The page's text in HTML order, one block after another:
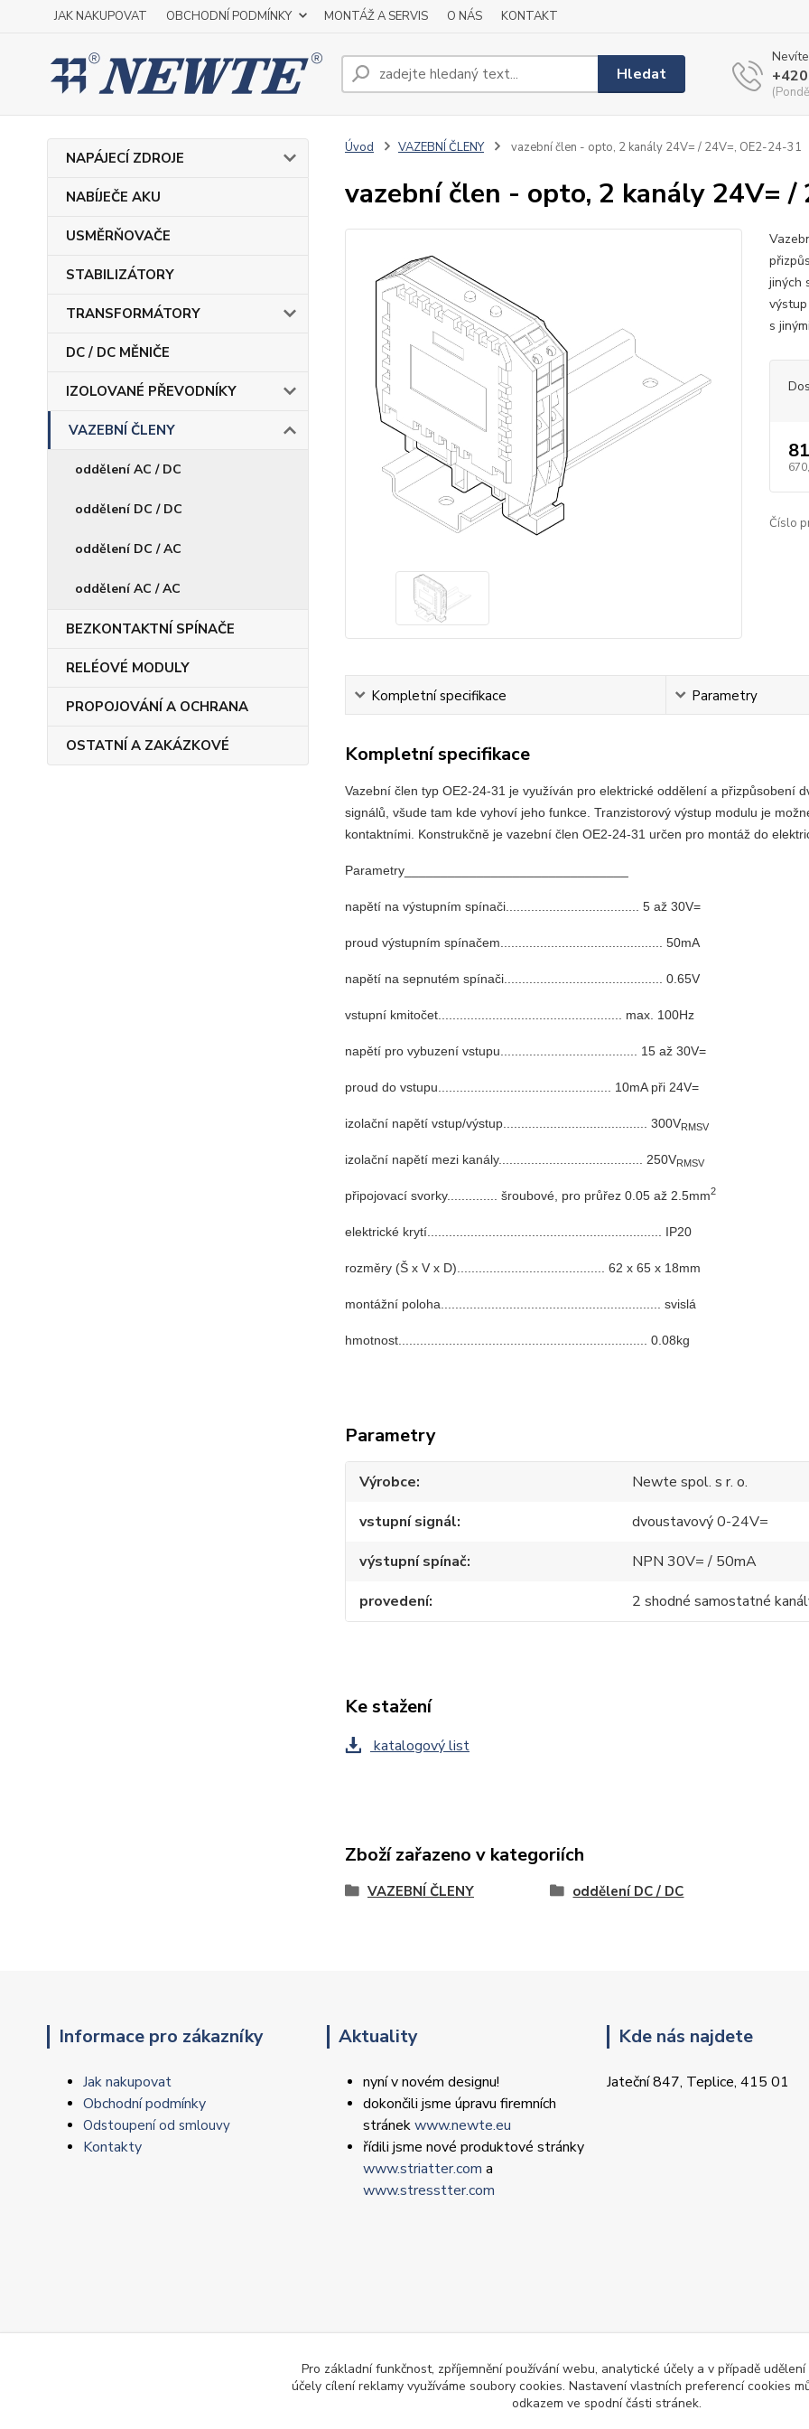
JAK NAKUPOVAT OBCHODNÍ PODMÍNKY MONTÁŽ A SERVIS O NÁS KONTAKT
Hledat
NAPÁJECÍ ZDROJE
NABÍJEČE AKU
USMĚRŇOVAČE
STABILIZÁTORY
TRANSFORMÁTORY
DC / DC MĚNIČE
IZOLOVANÉ PŘEVODNÍKY
VAZEBNÍ ČLENY
oddělení AC / DC
oddělení DC / DC
oddělení DC / AC
oddělení AC / AC
BEZKONTAKTNÍ SPÍNAČE
RELÉOVÉ MODULY
PROPOJOVÁNÍ A OCHRANA
OSTATNÍ A ZAKÁZKOVÉ
Úvod VAZEBNÍ ČLENY vazební člen - opto, 2 kanály 24V= / 24V=, OE2-24-31
vazební člen - opto, 2 kanály 24V=
jiných
s
Číslo
Kompletní specifikace Parametry
Kompletní specifikace
Vazební člen typ OE2-24-31 je využíván pro elektrické oddělení a přizpůsobení
signálů, všude tam kde vyhoví jeho funkce. Tranzistorový výstup modulu je
kontaktními. Konstrukčně je vazební člen OE2-24-31 určen pro montáž do
Parametry_______________________________
napětí na výstupním spínači..................................... 5 až 30V=
proud výstupním spínačem............................................. 50mA
napětí na sepnutém spínači............................................ 0.65V
vstupní kmitočet................................................... max. 100Hz
napětí pro vybuzení vstupu...................................... 15 až 30V=
proud do vstupu................................................ 10mA při 24V=
izolační napětí vstup/výstup........................................ 300VRMSV
izolační napětí mezi kanály........................................ 250VRMSV
připojovací svorky.............. šroubové, pro průřez 0.05 až 2.5mm2
elektrické krytí................................................................. IP20
rozměry (Š x V x D)......................................... 62 x 65 x 18mm
montážní poloha............................................................. svislá
hmotnost..................................................................... 0.08kg
Parametry
Výrobce
Newte spol. s r. o.
vstupní signál
dvoustavový 0-24V=
výstupní spínač
NPN 30V= / 50mA
provedení
2 shodné samostatné
Ke stažení
katalogový list
Zboží zařazeno v kategoriích
VAZEBNÍ ČLENY oddělení DC / DC
Informace pro zákazníky
Jak nakupovat
Obchodní podmínky
Odstoupení od smlouvy
Kontakty
Aktuality
nyní v novém designu!
dokončili jsme úpravu firemních
stránekwww.newte.eu
řídili jsme nové produktové stránky
www.striatter.com a
www.stresstter.com
Kde nás najdete
Jateční 847, Teplice, 415 01
Pro základní funkčnost, zpříjemnění používání webu, analytické účely a v případě
účely cílení reklamy využíváme soubory cookies. Nastavení vlastních preferencí cookies
odkazem ve spodní části stránek.